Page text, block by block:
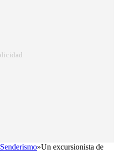
Senderismo»Un excursionista de